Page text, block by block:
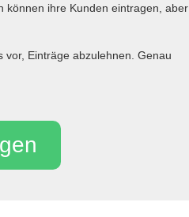
können ihre Kunden eintragen, aber
Einträge abzulehnen. Genau